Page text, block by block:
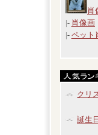
肖
|- 肖像画
|- ペット
クリ
誕生